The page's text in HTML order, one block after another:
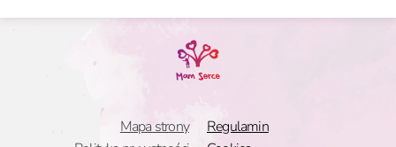
Mapa strony
Regulamin